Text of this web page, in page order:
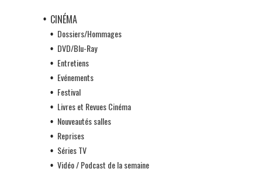
CINÉMA
Dossiers/Hommages
DVD/Blu-Ray
Entretiens
Evénements
Festival
Livres et Revues Cinéma
Nouveautés salles
Reprises
Séries TV
Vidéo / Podcast de la semaine